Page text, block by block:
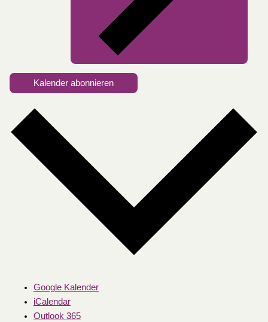
Kalender abonnieren
Google Kalender
iCalendar
Outlook 365